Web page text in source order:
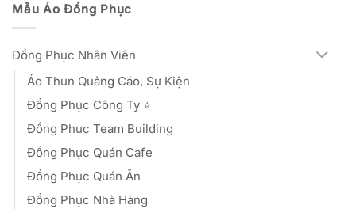
Mẫu Áo Đồng Phục
Đồng Phục Nhân Viên
Áo Thun Quảng Cáo, Sự Kiện
Đồng Phục Công Ty ⭐️
Đồng Phục Team Building
Đồng Phục Quán Cafe
Đồng Phục Quán Ăn
Đồng Phục Nhà Hàng